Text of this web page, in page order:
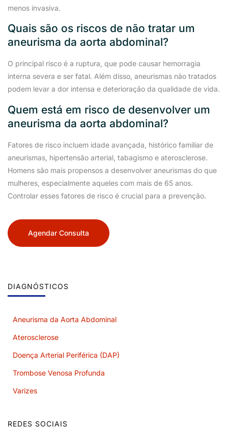
menos invasiva.
Quais são os riscos de não tratar um
aneurisma da aorta abdominal?
O principal risco é a ruptura, que pode causar hemorragia
interna severa e ser fatal. Além disso, aneurismas não tratados
podem levar a dor intensa e deterioração da qualidade de vida.
Quem está em risco de desenvolver um
aneurisma da aorta abdominal?
Fatores de risco incluem idade avançada, histórico familiar de
aneurismas, hipertensão arterial, tabagismo e aterosclerose.
Homens são mais propensos a desenvolver aneurismas do que
mulheres, especialmente aqueles com mais de 65 anos.
Controlar esses fatores de risco é crucial para a prevenção.
Agendar Consulta
DIAGNÓSTICOS
Aneurisma da Aorta Abdominal
Aterosclerose
Doença Arterial Periférica (DAP)
Trombose Venosa Profunda
Varizes
REDES SOCIAIS